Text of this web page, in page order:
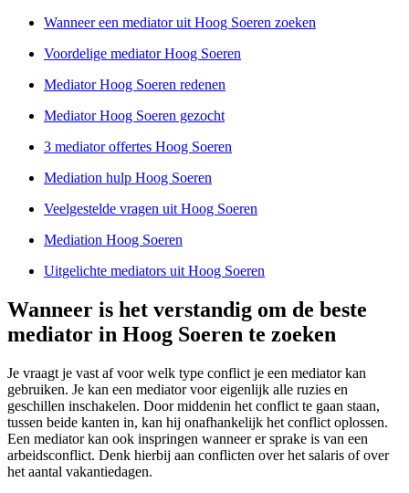
Wanneer een mediator uit Hoog Soeren zoeken
Voordelige mediator Hoog Soeren
Mediator Hoog Soeren redenen
Mediator Hoog Soeren gezocht
3 mediator offertes Hoog Soeren
Mediation hulp Hoog Soeren
Veelgestelde vragen uit Hoog Soeren
Mediation Hoog Soeren
Uitgelichte mediators uit Hoog Soeren
Wanneer is het verstandig om de beste
mediator in Hoog Soeren te zoeken
Je vraagt je vast af voor welk type conflict je een mediator kan
gebruiken. Je kan een mediator voor eigenlijk alle ruzies en
geschillen inschakelen. Door middenin het conflict te gaan staan,
tussen beide kanten in, kan hij onafhankelijk het conflict oplossen.
Een mediator kan ook inspringen wanneer er sprake is van een
arbeidsconflict. Denk hierbij aan conflicten over het salaris of over
het aantal vakantiedagen.